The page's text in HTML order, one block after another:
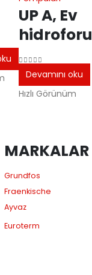
UP A, Ev
hidroforu
5 üzerinden
Devamını oku
Hızlı Görünüm
MARKALAR
Grundfos
Fraenkische
Ayvaz
Euroterm